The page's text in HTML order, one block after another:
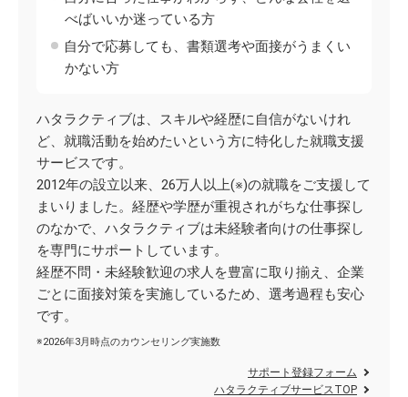
べばいいか迷っている方
自分で応募しても、書類選考や面接がうまくい
かない方
ハタラクティブは、スキルや経歴に自信がないけれ
ど、就職活動を始めたいという方に特化した就職支援
サービスです。
2012年の設立以来、26万人以上(※)の就職をご支援して
まいりました。経歴や学歴が重視されがちな仕事探し
のなかで、ハタラクティブは未経験者向けの仕事探し
を専門にサポートしています。
経歴不問・未経験歓迎の求人を豊富に取り揃え、企業
ごとに面接対策を実施しているため、選考過程も安心
です。
※2026年3月時点のカウンセリング実施数
サポート登録フォーム
ハタラクティブサービスTOP